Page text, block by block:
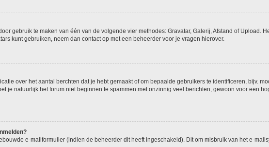
gebruik te maken van één van de volgende vier methodes: Gravatar, Galerij, Afstand of Upload.
kunt gebruiken, neem dan contact op met een beheerder voor je vragen hierover.
over het aantal berchten dat je hebt gemaakt of om bepaalde gebruikers te identificeren, bijv.
je natuurlijk het forum niet beginnen te spammen met onzinnig veel berichten, gewoon voor een
e-mailformulier (indien de beheerder dit heeft ingeschakeld). Dit om misbruik van het e-